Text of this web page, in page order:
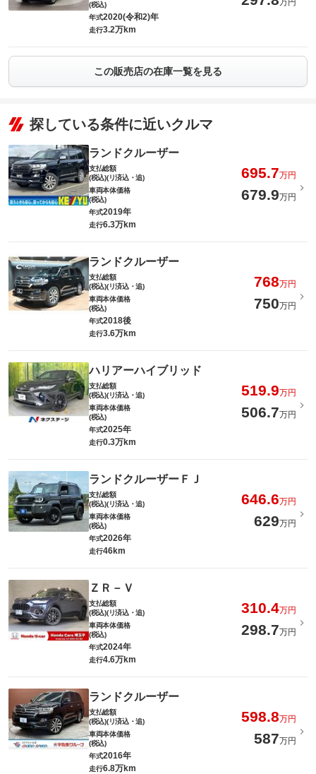
(税込)
万円
年式2020(令和2)年
走行3.2万km
この販売店の在庫一覧を見る
探している条件に近いクルマ
ランドクルーザー
支払総額
(税込)(リ済込・追)
695.7万円
車両本体価格
(税込)
679.9万円
年式2019年
走行6.3万km
ランドクルーザー
支払総額
(税込)(リ済込・追)
768万円
車両本体価格
(税込)
750万円
年式2018後
走行3.6万km
ハリアーハイブリッド
支払総額
(税込)(リ済込・追)
519.9万円
車両本体価格
(税込)
506.7万円
年式2025年
走行0.3万km
ランドクルーザーＦＪ
支払総額
(税込)(リ済込・追)
646.6万円
車両本体価格
(税込)
629万円
年式2026年
走行46km
ＺＲ－Ｖ
支払総額
(税込)(リ済込・追)
310.4万円
車両本体価格
(税込)
298.7万円
年式2024年
走行4.6万km
ランドクルーザー
支払総額
(税込)(リ済込・追)
598.8万円
車両本体価格
(税込)
587万円
年式2016年
走行6.8万km